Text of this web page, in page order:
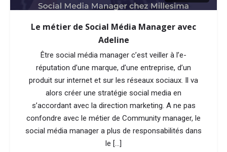
Le métier de Social Média Manager avec
Adeline
Être social média manager c’est veiller à l’e-
réputation d’une marque, d’une entreprise, d’un
produit sur internet et sur les réseaux sociaux. Il va
alors créer une stratégie social media en
s’accordant avec la direction marketing. A ne pas
confondre avec le métier de Community manager, le
social média manager a plus de responsabilités dans
le […]